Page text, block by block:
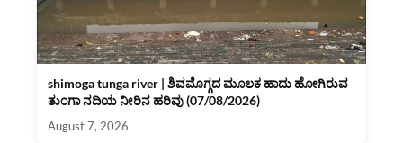
shimoga tunga river | ಶಿವಮೊಗ್ಗದ ಮೂಲಕ ಹಾದು ಹೋಗಿರುವ
ತುಂಗಾ ನದಿಯ ನೀರಿನ ಹರಿವು (07/08/2026)
August 7, 2026